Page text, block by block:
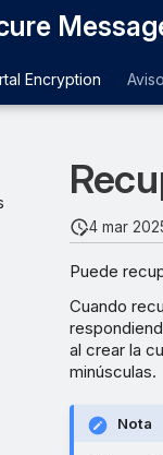
Encryption
4 mar
Puede
Cuando
al crear la
minúsculas.
Nota